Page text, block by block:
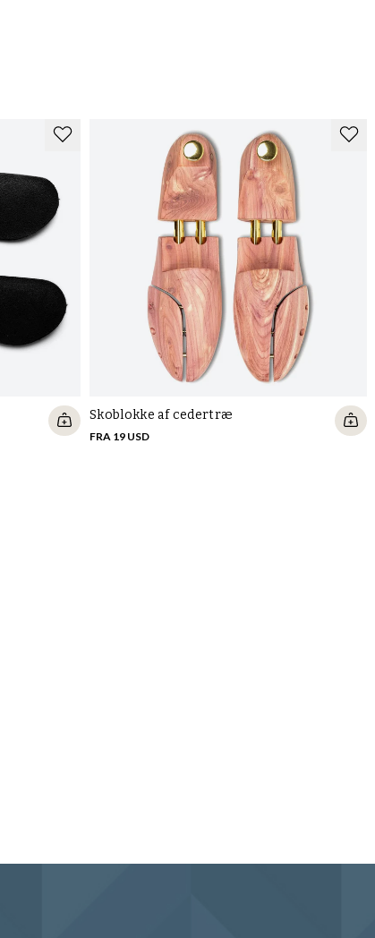
Skoblokke af cedertræ
FRA 19 USD